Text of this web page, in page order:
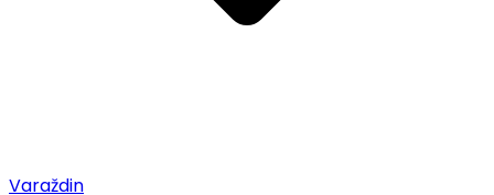
Varaždin